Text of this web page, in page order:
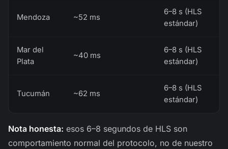
Mendoza ~52 ms
6–8 s (HLS
estándar)
Mar del
Plata
~40 ms
6–8 s (HLS
estándar)
Tucumán ~62 ms
6–8 s (HLS
estándar)
Nota honesta: esos 6–8 segundos de HLS son
comportamiento normal del protocolo, no de nuestro